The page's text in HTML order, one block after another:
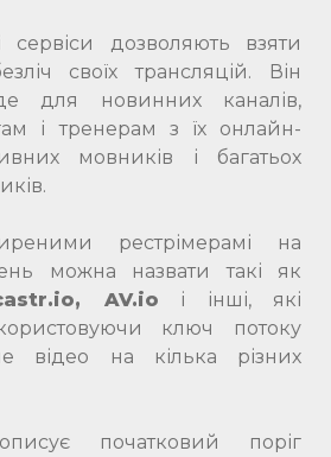
сервіси дозволяють взяти
своїх трансляцій. Він
для новинних каналів,
і тренерам з їх онлайн-
мовників і багатьох
рестрімерамі на
можна назвати такі як
AV.io і інші, які
ключ потоку
відео на кілька різних
початковий поріг